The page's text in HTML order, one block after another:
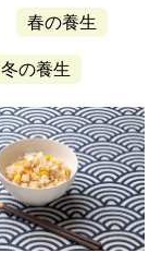
春の養生
冬の養生